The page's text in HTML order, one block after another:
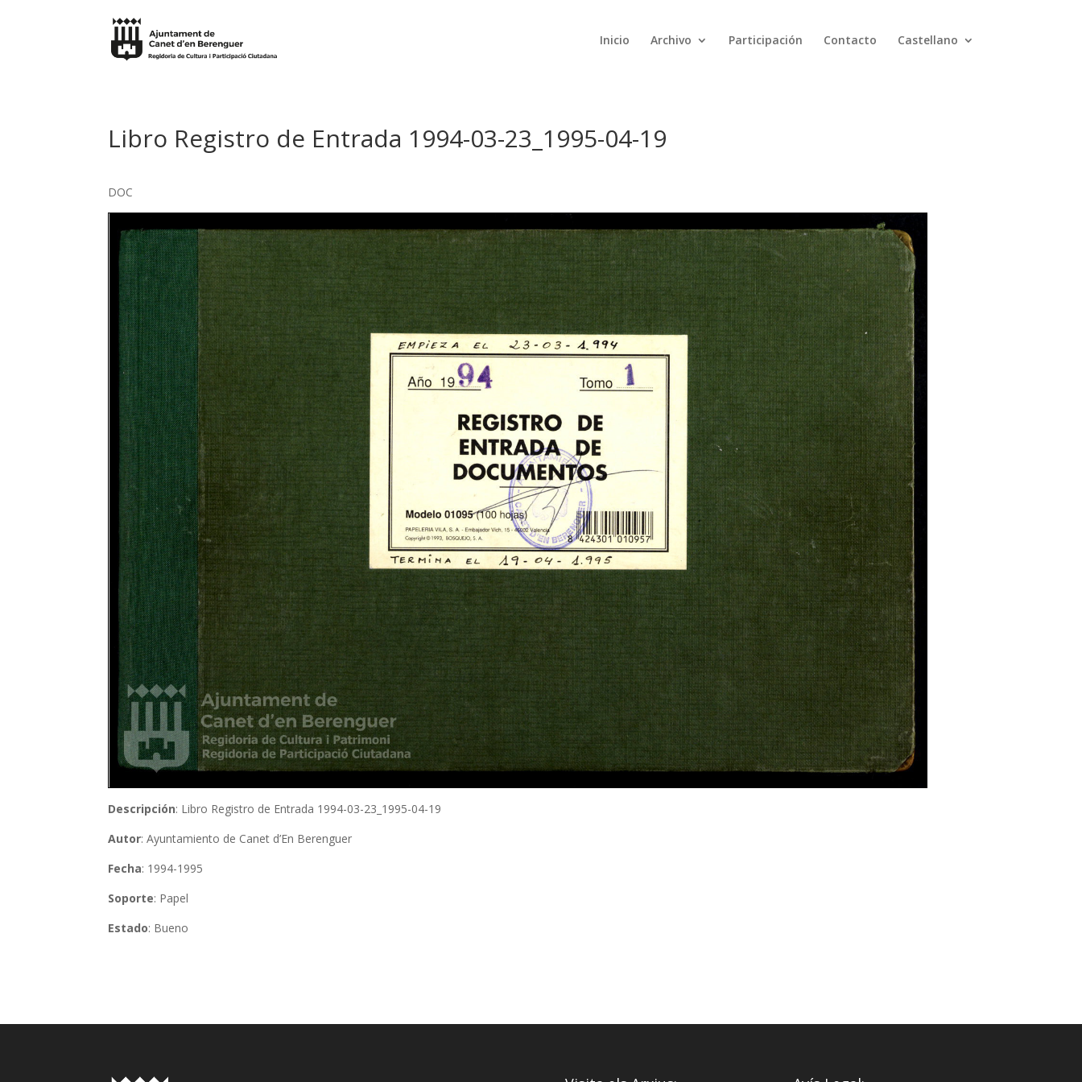
Inicio Archivo Participación Contacto Castellano
Libro Registro de Entrada 1994-03-23_1995-04-19
DOC
Descripción: Libro Registro de Entrada 1994-03-23_1995-04-19
Autor: Ayuntamiento de Canet d’En Berenguer
Fecha: 1994-1995
Soporte: Papel
Estado: Bueno